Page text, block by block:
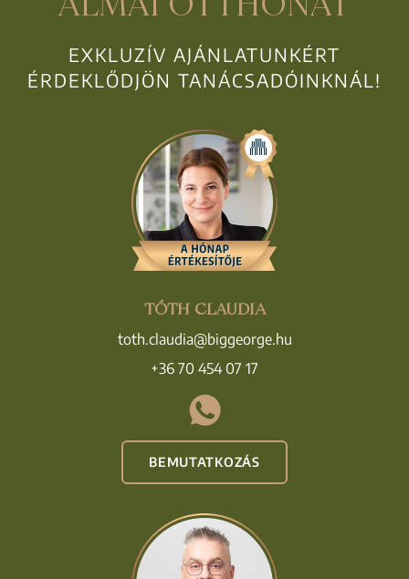
EXKLUZÍV AJÁNLATUNKÉRT
ÉRDEKLŐDJÖN TANÁCSADÓINKNÁL!
TÓTH CLAUDIA
toth.claudia@biggeorge.hu
+36 70 454 07 17
BEMUTATKOZÁS